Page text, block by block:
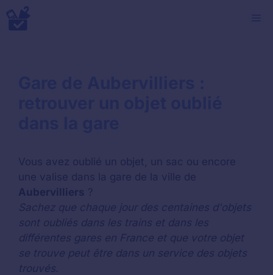
Aller
au
Vous avez oublié un objet, un sac ou encore
une valise dans la gare de la ville de
Aubervilliers ?
Sachez que chaque jour des centaines d'objets
sont oubliés dans les trains et dans les
différentes gares en France et que votre objet
se trouve peut être dans un service des objets
trouvés.